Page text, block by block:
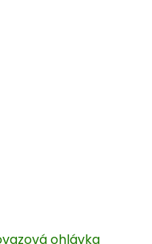
ohlávka